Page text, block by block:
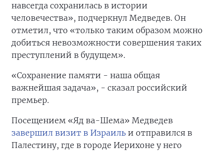
навсегда сохранилась в истории
человечества», подчеркнул Медведев. Он
отметил, что «только таким образом можно
добиться невозможности совершения таких
преступлений в будущем».
«Сохранение памяти - наша общая
важнейшая задача», - сказал российский
премьер.
Посещением «Яд ва-Шема» Медведев
завершил визит в Израиль и отправился в
Палестину, где в городе Иерихоне у него